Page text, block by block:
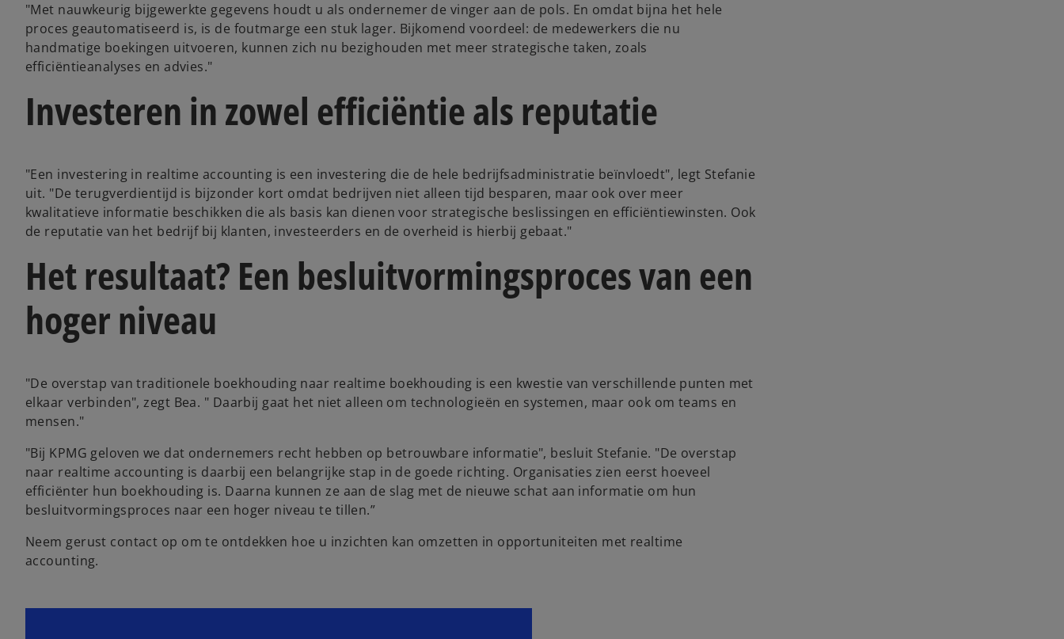
"Met nauwkeurig bijgewerkte gegevens houdt u als ondernemer de vinger aan de pols. En omdat bijna het hele
proces geautomatiseerd is, is de foutmarge een stuk lager. Bijkomend voordeel: de medewerkers die nu
handmatige boekingen uitvoeren, kunnen zich nu bezighouden met meer strategische taken, zoals
efficiëntieanalyses en advies."
Investeren in zowel efficiëntie als reputatie
"Een investering in realtime accounting is een investering die de hele bedrijfsadministratie beïnvloedt", legt Stefanie
uit. "De terugverdientijd is bijzonder kort omdat bedrijven niet alleen tijd besparen, maar ook over meer
kwalitatieve informatie beschikken die als basis kan dienen voor strategische beslissingen en efficiëntiewinsten. Ook
de reputatie van het bedrijf bij klanten, investeerders en de overheid is hierbij gebaat."
Het resultaat? Een besluitvormingsproces van een
hoger niveau
"De overstap van traditionele boekhouding naar realtime boekhouding is een kwestie van verschillende punten met
elkaar verbinden", zegt Bea. " Daarbij gaat het niet alleen om technologieën en systemen, maar ook om teams en
mensen."
"Bij KPMG geloven we dat ondernemers recht hebben op betrouwbare informatie", besluit Stefanie. "De overstap
naar realtime accounting is daarbij een belangrijke stap in de goede richting. Organisaties zien eerst hoeveel
efficiënter hun boekhouding is. Daarna kunnen ze aan de slag met de nieuwe schat aan informatie om hun
besluitvormingsproces naar een hoger niveau te tillen.”
Neem gerust contact op om te ontdekken hoe u inzichten kan omzetten in opportuniteiten met realtime
accounting.